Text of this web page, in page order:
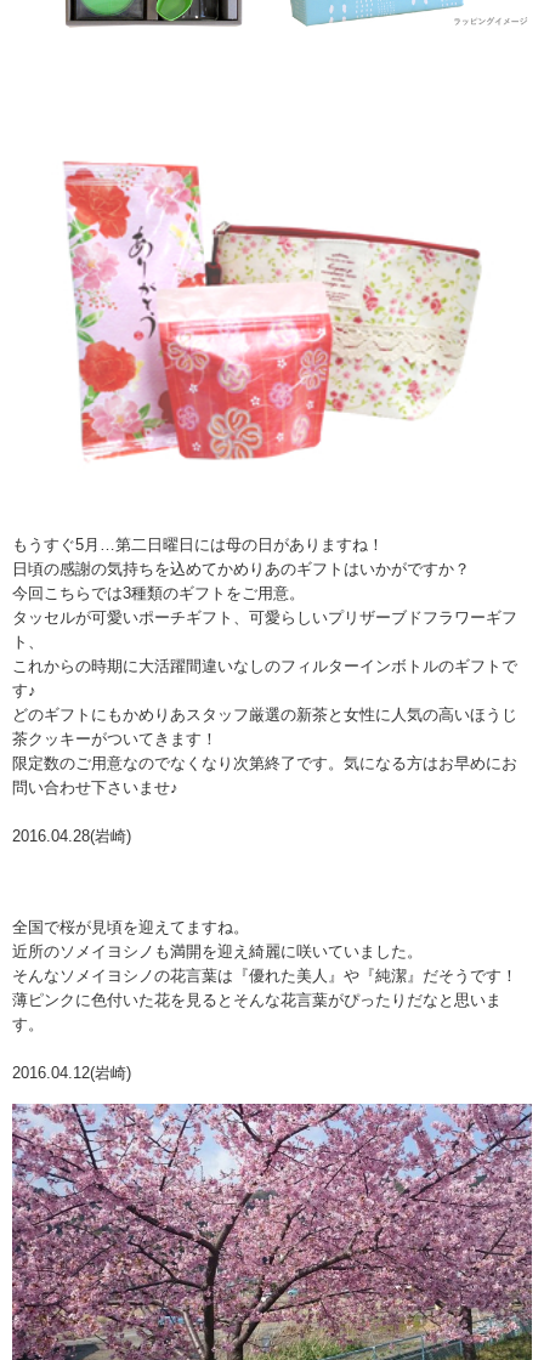
もうすぐ5月…第二日曜日には母の日がありますね！
日頃の感謝の気持ちを込めてかめりあのギフトはいかがですか？
今回こちらでは3種類のギフトをご用意。
タッセルが可愛いポーチギフト、可愛らしいプリザーブドフラワーギフ
ト、
これからの時期に大活躍間違いなしのフィルターインボトルのギフトで
す♪
どのギフトにもかめりあスタッフ厳選の新茶と女性に人気の高いほうじ
茶クッキーがついてきます！
限定数のご用意なのでなくなり次第終了です。気になる方はお早めにお
問い合わせ下さいませ♪
2016.04.28(岩崎)
全国で桜が見頃を迎えてますね。
近所のソメイヨシノも満開を迎え綺麗に咲いていました。
そんなソメイヨシノの花言葉は『優れた美人』や『純潔』だそうです！
薄ピンクに色付いた花を見るとそんな花言葉がぴったりだなと思いま
す。
2016.04.12(岩崎)